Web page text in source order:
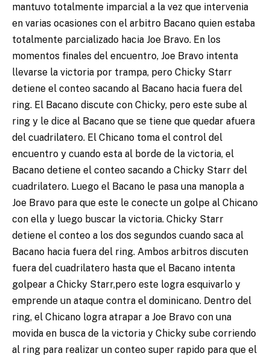
mantuvo totalmente imparcial a la vez que intervenia
en varias ocasiones con el arbitro Bacano quien estaba
totalmente parcializado hacia Joe Bravo. En los
momentos finales del encuentro, Joe Bravo intenta
llevarse la victoria por trampa, pero Chicky Starr
detiene el conteo sacando al Bacano hacia fuera del
ring. El Bacano discute con Chicky, pero este sube al
ring y le dice al Bacano que se tiene que quedar afuera
del cuadrilatero. El Chicano toma el control del
encuentro y cuando esta al borde de la victoria, el
Bacano detiene el conteo sacando a Chicky Starr del
cuadrilatero. Luego el Bacano le pasa una manopla a
Joe Bravo para que este le conecte un golpe al Chicano
con ella y luego buscar la victoria. Chicky Starr
detiene el conteo a los dos segundos cuando saca al
Bacano hacia fuera del ring. Ambos arbitros discuten
fuera del cuadrilatero hasta que el Bacano intenta
golpear a Chicky Starr,pero este logra esquivarlo y
emprende un ataque contra el dominicano. Dentro del
ring, el Chicano logra atrapar a Joe Bravo con una
movida en busca de la victoria y Chicky sube corriendo
al ring para realizar un conteo super rapido para que el